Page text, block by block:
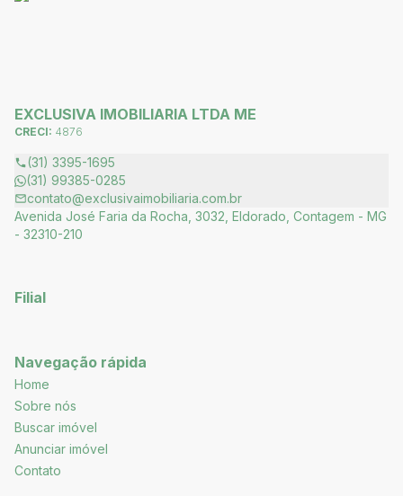
EXCLUSIVA IMOBILIARIA LTDA ME
CRECI: 4876
(31) 3395-1695
(31) 99385-0285
contato@exclusivaimobiliaria.com.br
Avenida José Faria da Rocha, 3032, Eldorado, Contagem - MG
- 32310-210
Filial
Navegação rápida
Home
Sobre nós
Buscar imóvel
Anunciar imóvel
Contato